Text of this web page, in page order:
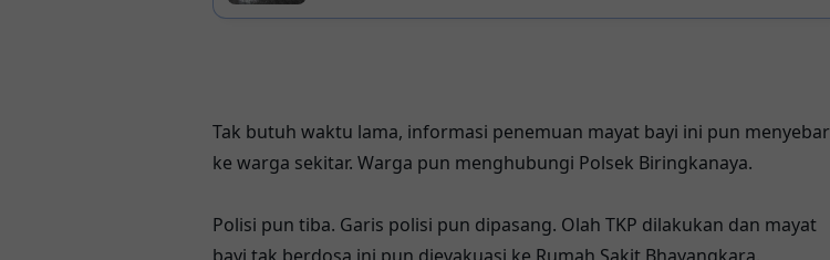
Tak butuh waktu lama, informasi penemuan mayat bayi ini pun menyebar
ke warga sekitar. Warga pun menghubungi Polsek Biringkanaya.
Polisi pun tiba. Garis polisi pun dipasang. Olah TKP dilakukan dan mayat